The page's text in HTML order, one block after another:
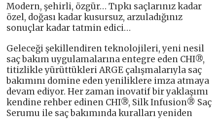
Modern, şehirli, özgür… Tıpkı saçlarınız kadar
özel, doğası kadar kusursuz, arzuladığınız
sonuçlar kadar tatmin edici…
Geleceği şekillendiren teknolojileri, yeni nesil
saç bakım uygulamalarına entegre eden CHI®,
titizlikle yürüttükleri ARGE çalışmalarıyla saç
bakımını domine eden yeniliklere imza atmaya
devam ediyor. Her zaman inovatif bir yaklaşımı
kendine rehber edinen CHI®, Silk Infusion® Saç
Serumu ile saç bakımında kuralları yeniden